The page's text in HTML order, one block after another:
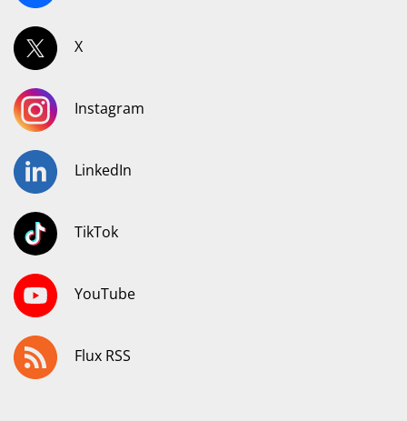
X
Instagram
LinkedIn
TikTok
YouTube
Flux RSS